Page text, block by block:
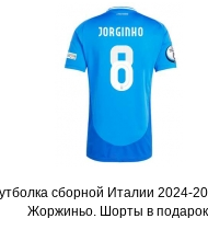
сборной Италии 2024-
Жоржиньо. Шорты в